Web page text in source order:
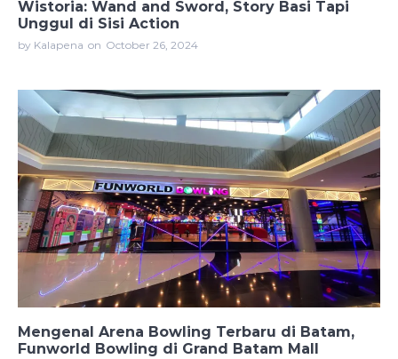
Wistoria: Wand and Sword, Story Basi Tapi
Unggul di Sisi Action
by Kalapena on October 26, 2024
Mengenal Arena Bowling Terbaru di Batam,
Funworld Bowling di Grand Batam Mall